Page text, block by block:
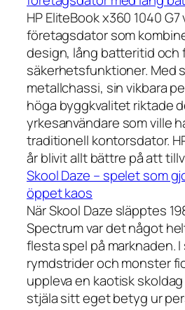
HP EliteBook x360 1040
företagsdator som
design, lång batteritid och
säkerhetsfunktioner. Med
metallchassi, sin vikbara
höga byggkvalitet riktade
yrkesanvändare som ville
traditionell kontorsdator.
år blivit allt bättre på att
Skool Daze – spelet som
öppet kaos
När Skool Daze släpptes
Spectrum var det något
flesta spel på marknaden.
rymdstrider och monster
uppleva en kaotisk
stjäla sitt eget betyg ur